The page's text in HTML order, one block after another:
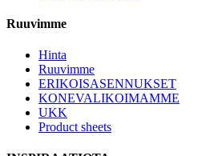
Ruuvimme
Hinta
Ruuvimme
ERIKOISASENNUKSET
KONEVALIKOIMAMME
UKK
Product sheets